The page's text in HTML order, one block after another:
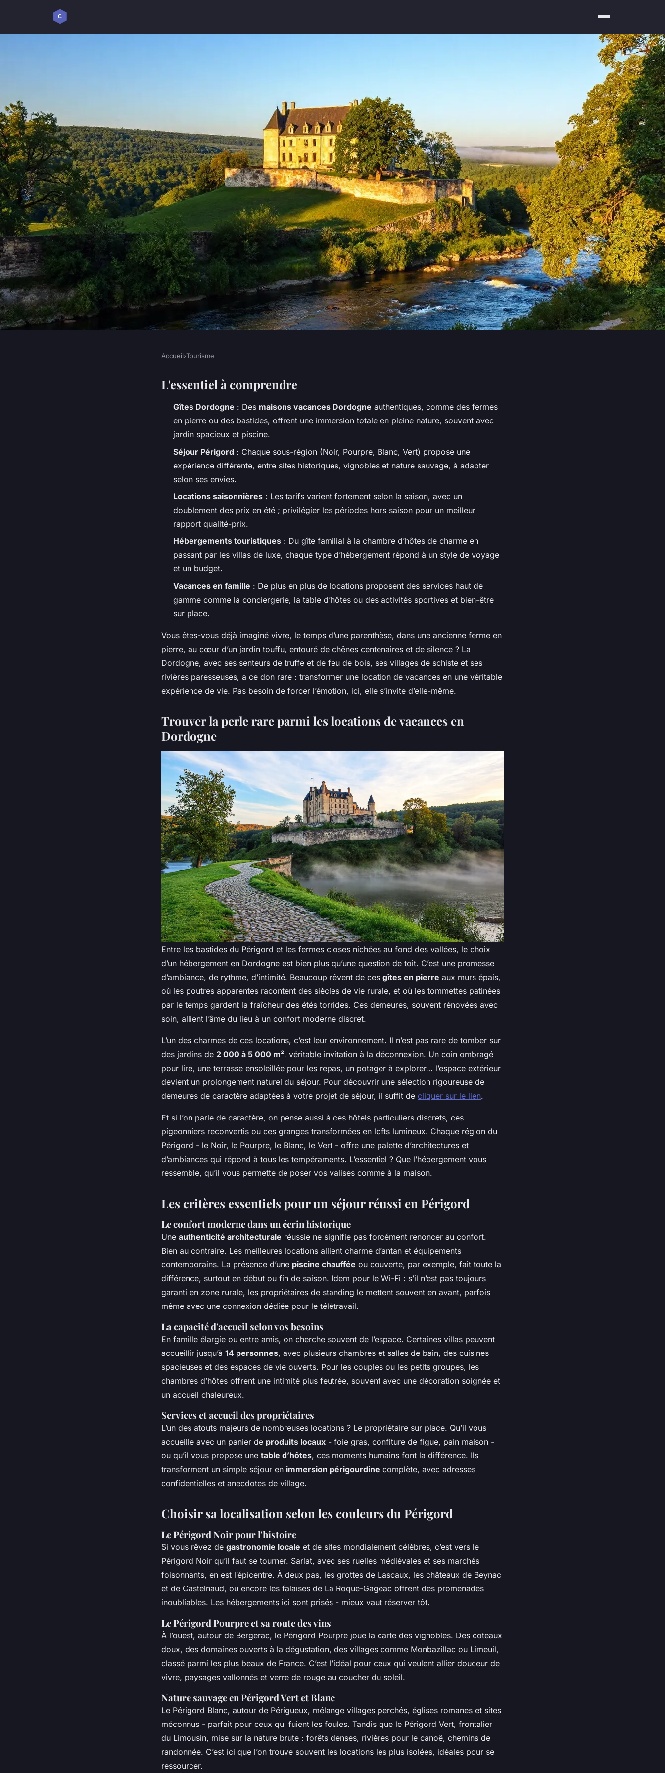
Les meilleures locations de vacances
emblématiques en Dordogne
Accueil›Tourisme
L'essentiel à comprendre
Gîtes Dordogne : Des maisons vacances Dordogne authentiques, comme des fermes
en pierre ou des bastides, offrent une immersion totale en pleine nature, souvent avec
jardin spacieux et piscine.
Séjour Périgord : Chaque sous-région (Noir, Pourpre, Blanc, Vert) propose une
expérience différente, entre sites historiques, vignobles et nature sauvage, à adapter
selon ses envies.
Locations saisonnières : Les tarifs varient fortement selon la saison, avec un
doublement des prix en été ; privilégier les périodes hors saison pour un meilleur
rapport qualité-prix.
Hébergements touristiques : Du gîte familial à la chambre d’hôtes de charme en
passant par les villas de luxe, chaque type d’hébergement répond à un style de voyage
et un budget.
Vacances en famille : De plus en plus de locations proposent des services haut de
gamme comme la conciergerie, la table d’hôtes ou des activités sportives et bien-être
sur place.
Vous êtes-vous déjà imaginé vivre, le temps d’une parenthèse, dans une ancienne ferme en
pierre, au cœur d’un jardin touffu, entouré de chênes centenaires et de silence ? La
Dordogne, avec ses senteurs de truffe et de feu de bois, ses villages de schiste et ses
rivières paresseuses, a ce don rare : transformer une location de vacances en une véritable
expérience de vie. Pas besoin de forcer l’émotion, ici, elle s’invite d’elle-même.
Trouver la perle rare parmi les locations de vacances en
Dordogne
Entre les bastides du Périgord et les fermes closes nichées au fond des vallées, le choix
d’un hébergement en Dordogne est bien plus qu’une question de toit. C’est une promesse
d’ambiance, de rythme, d’intimité. Beaucoup rêvent de ces gîtes en pierre aux murs épais,
où les poutres apparentes racontent des siècles de vie rurale, et où les tommettes patinées
par le temps gardent la fraîcheur des étés torrides. Ces demeures, souvent rénovées avec
soin, allient l’âme du lieu à un confort moderne discret.
L’un des charmes de ces locations, c’est leur environnement. Il n’est pas rare de tomber sur
des jardins de 2 000 à 5 000 m², véritable invitation à la déconnexion. Un coin ombragé
pour lire, une terrasse ensoleillée pour les repas, un potager à explorer… l’espace extérieur
devient un prolongement naturel du séjour. Pour découvrir une sélection rigoureuse de
demeures de caractère adaptées à votre projet de séjour, il suffit de cliquer sur le lien.
Et si l’on parle de caractère, on pense aussi à ces hôtels particuliers discrets, ces
pigeonniers reconvertis ou ces granges transformées en lofts lumineux. Chaque région du
Périgord - le Noir, le Pourpre, le Blanc, le Vert - offre une palette d’architectures et
d’ambiances qui répond à tous les tempéraments. L’essentiel ? Que l’hébergement vous
ressemble, qu’il vous permette de poser vos valises comme à la maison.
Les critères essentiels pour un séjour réussi en Périgord
Le confort moderne dans un écrin historique
Une authenticité architecturale réussie ne signifie pas forcément renoncer au confort.
Bien au contraire. Les meilleures locations allient charme d’antan et équipements
contemporains. La présence d’une piscine chauffée ou couverte, par exemple, fait toute la
différence, surtout en début ou fin de saison. Idem pour le Wi-Fi : s’il n’est pas toujours
garanti en zone rurale, les propriétaires de standing le mettent souvent en avant, parfois
même avec une connexion dédiée pour le télétravail.
La capacité d'accueil selon vos besoins
En famille élargie ou entre amis, on cherche souvent de l’espace. Certaines villas peuvent
accueillir jusqu’à 14 personnes, avec plusieurs chambres et salles de bain, des cuisines
spacieuses et des espaces de vie ouverts. Pour les couples ou les petits groupes, les
chambres d’hôtes offrent une intimité plus feutrée, souvent avec une décoration soignée et
un accueil chaleureux.
Services et accueil des propriétaires
L’un des atouts majeurs de nombreuses locations ? Le propriétaire sur place. Qu’il vous
accueille avec un panier de produits locaux - foie gras, confiture de figue, pain maison -
ou qu’il vous propose une table d’hôtes, ces moments humains font la différence. Ils
transforment un simple séjour en immersion périgourdine complète, avec adresses
confidentielles et anecdotes de village.
Choisir sa localisation selon les couleurs du Périgord
Le Périgord Noir pour l'histoire
Si vous rêvez de gastronomie locale et de sites mondialement célèbres, c’est vers le
Périgord Noir qu’il faut se tourner. Sarlat, avec ses ruelles médiévales et ses marchés
foisonnants, en est l’épicentre. À deux pas, les grottes de Lascaux, les châteaux de Beynac
et de Castelnaud, ou encore les falaises de La Roque-Gageac offrent des promenades
inoubliables. Les hébergements ici sont prisés - mieux vaut réserver tôt.
Le Périgord Pourpre et sa route des vins
À l’ouest, autour de Bergerac, le Périgord Pourpre joue la carte des vignobles. Des coteaux
doux, des domaines ouverts à la dégustation, des villages comme Monbazillac ou Limeuil,
classé parmi les plus beaux de France. C’est l’idéal pour ceux qui veulent allier douceur de
vivre, paysages vallonnés et verre de rouge au coucher du soleil.
Nature sauvage en Périgord Vert et Blanc
Le Périgord Blanc, autour de Périgueux, mélange villages perchés, églises romanes et sites
méconnus - parfait pour ceux qui fuient les foules. Tandis que le Périgord Vert, frontalier
du Limousin, mise sur la nature brute : forêts denses, rivières pour le canoë, chemins de
randonnée. C’est ici que l’on trouve souvent les locations les plus isolées, idéales pour se
ressourcer.